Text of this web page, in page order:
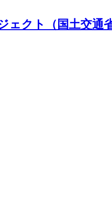
クト（国土交通